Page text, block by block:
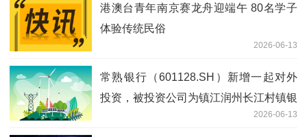
港澳台青年南京赛龙舟迎端午 80名学子
体验传统民俗
2026-06-13
常熟银行（601128.SH）新增一起对外
投资，被投资公司为镇江润州长江村镇银
2026-06-13